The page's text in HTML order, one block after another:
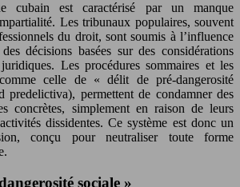
cubain est caractérisé par un manque
Les tribunaux populaires, souvent
du droit, sont soumis à l’influence
décisions basées sur des considérations
Les procédures sommaires et les
celle de « délit de pré-dangerosité
predelictiva), permettent de condamner des
concrètes, simplement en raison de leurs
dissidentes. Ce système est donc un
conçu pour neutraliser toute forme
sociale »